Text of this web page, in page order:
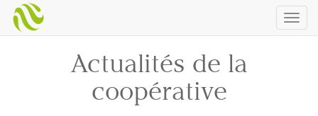
Actualités de la
coopérative